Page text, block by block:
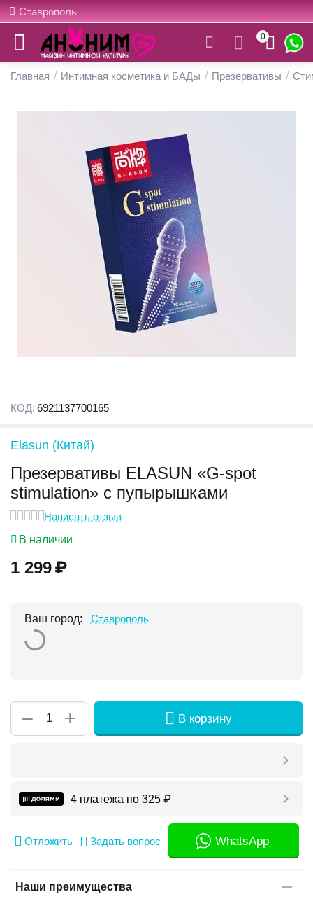
Ставрополь
0
Главная / Интимная косметика и БАДы / Презервативы /
КОД: 6921137700165
Elasun (Китай)
Презервативы ELASUN «G-spot
stimulation» с пупырышками
Написать отзыв
В наличии
1 299₽
Ваш город: Ставрополь
+
− В корзину
4 платежа по 325 ₽
Отложить Задать вопрос WhatsApp
Наши преимущества